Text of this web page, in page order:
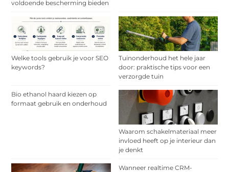
voldoende bescherming bieden
Welke tools gebruik je voor SEO
keywords?
Tuinonderhoud het hele jaar
door: praktische tips voor een
verzorgde tuin
Bio ethanol haard kiezen op
formaat gebruik en onderhoud
Waarom schakelmateriaal meer
invloed heeft op je interieur dan
je denkt
Wanneer realtime CRM-